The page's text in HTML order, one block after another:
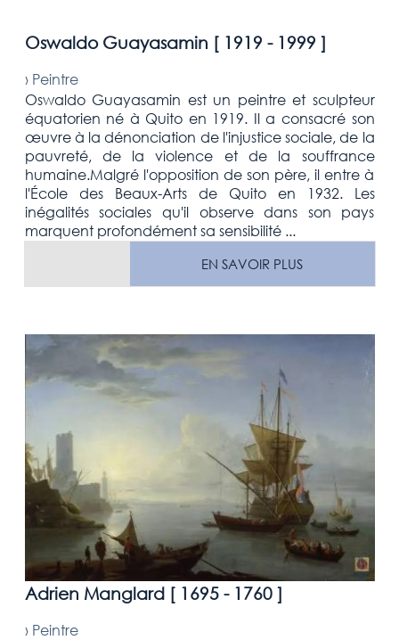
Oswaldo Guayasamin [ 1919 - 1999 ]
› Peintre
Oswaldo Guayasamin est un peintre et sculpteur
équatorien né à Quito en 1919. Il a consacré son
œuvre à la dénonciation de l'injustice sociale, de la
pauvreté, de la violence et de la souffrance
humaine.Malgré l'opposition de son père, il entre à
l'École des Beaux-Arts de Quito en 1932. Les
inégalités sociales qu'il observe dans son pays
marquent profondément sa sensibilité ...
EN SAVOIR PLUS
Adrien Manglard [ 1695 - 1760]
› Peintre